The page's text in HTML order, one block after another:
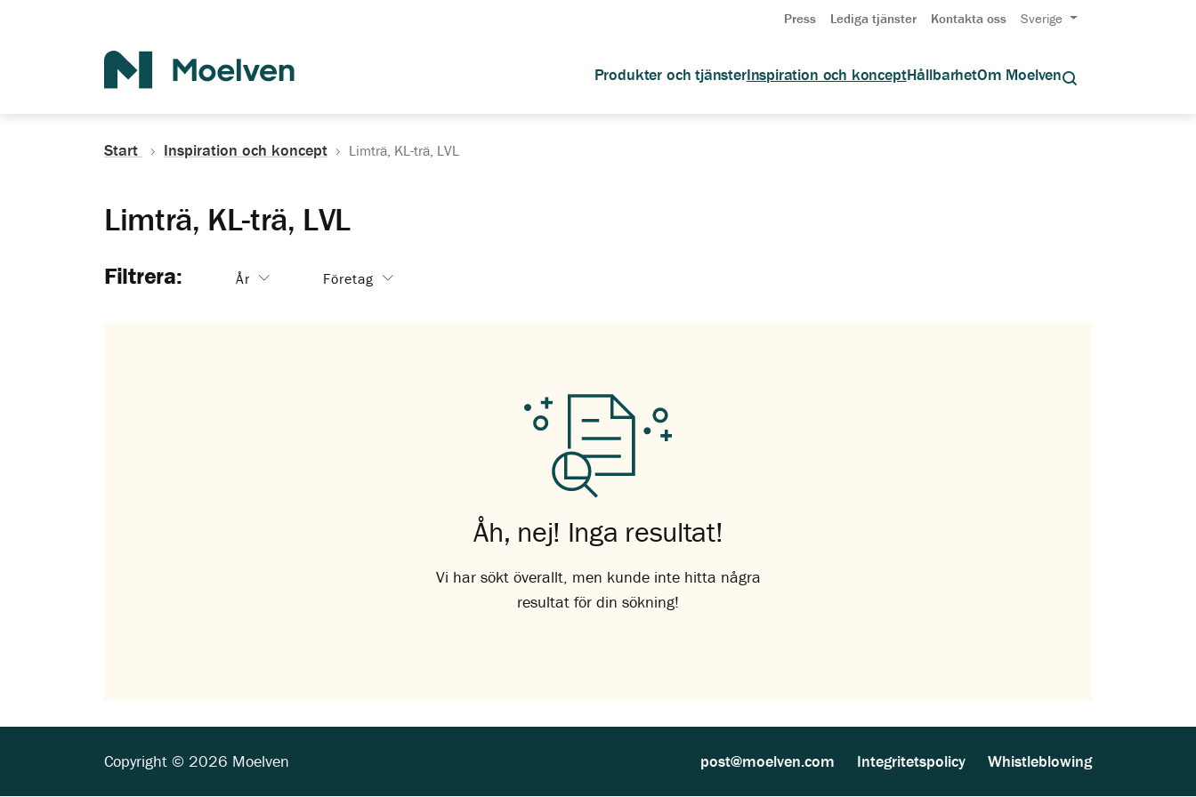
Press Lediga tjänster Kontakta oss Sverige
Produkter och tjänsterInspiration och konceptHållbarhetOm Moelven
Start Inspiration och koncept Limträ, KL-trä, LVL
Limträ, KL-trä, LVL
Filtrera: År Företag
Åh, nej! Inga resultat!
Vi har sökt överallt, men kunde inte hitta några
resultat för din sökning!
Copyright © 2026 Moelven post@moelven.com Integritetspolicy Whistleblowing